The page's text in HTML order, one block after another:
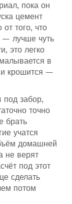
пока он
цемент
того, что
— лучше чуть
это легко
в
и крошится —
под забор,
точно
брать
учатся
домашней
не верят
под этот
сделать
потом